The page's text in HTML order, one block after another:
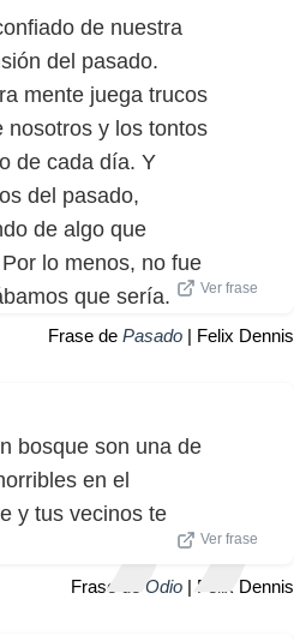
de nuestra
del pasado.
mente juega trucos
nosotros y los tontos
de cada día. Y
del pasado,
de algo que
lo menos, no fue
que sería.
Ver frase
Frase de Pasado | Felix Dennis
bosque son una de
en el
y tus vecinos te
Ver frase
Frase de Odio | Felix Dennis